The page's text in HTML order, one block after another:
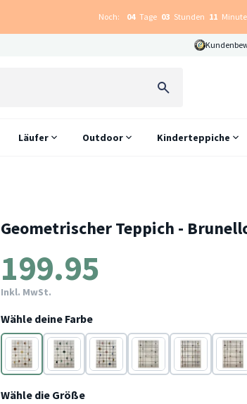
Noch: 04 Tage 03 Stunden 11
Läufer Outdoor Kinderteppiche
Geometrischer Teppich -
199.95
Inkl. MwSt.
Wähle deine Farbe
Gelb Grün Bunt Grün Bunt
Wähle die Größe